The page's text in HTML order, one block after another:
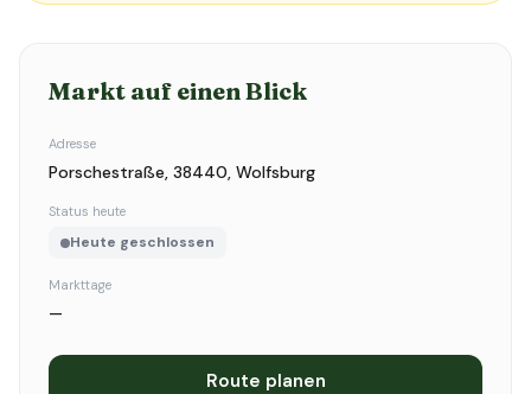
Markt auf einen Blick
Adresse
Porschestraße, 38440, Wolfsburg
Status heute
Heute geschlossen
Markttage
—
Route planen